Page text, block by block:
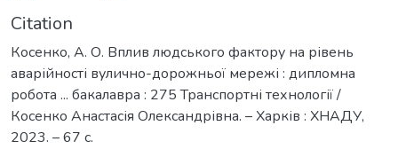
Citation
Косенко, А. О. Вплив людського фактору на рівень
аварійності вулично-дорожньої мережі : дипломна
робота ... бакалавра : 275 Транспортні технології /
Косенко Анастасія Олександрівна. – Харків : ХНАДУ,
2023. – 67 с.